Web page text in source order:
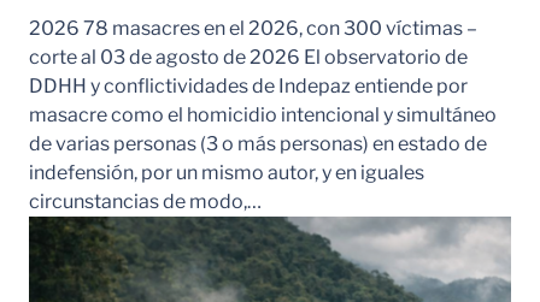
2026 78 masacres en el 2026, con 300 víctimas –
corte al 03 de agosto de 2026 El observatorio de
DDHH y conflictividades de Indepaz entiende por
masacre como el homicidio intencional y simultáneo
de varias personas (3 o más personas) en estado de
indefensión, por un mismo autor, y en iguales
circunstancias de modo,…